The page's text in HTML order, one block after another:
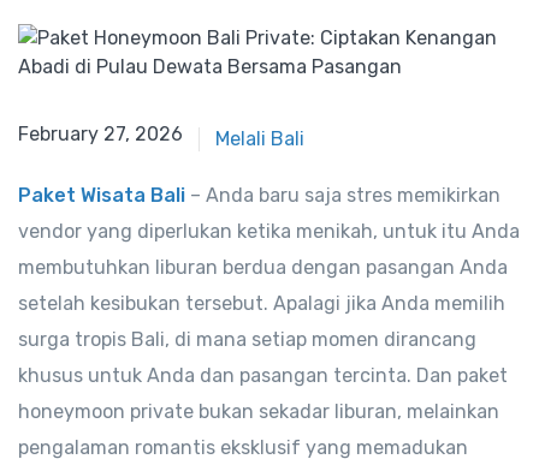
February 27, 2026 Melali Bali
Paket Wisata Bali – Anda baru saja stres memikirkan
vendor yang diperlukan ketika menikah, untuk itu Anda
membutuhkan liburan berdua dengan pasangan Anda
setelah kesibukan tersebut. Apalagi jika Anda memilih
surga tropis Bali, di mana setiap momen dirancang
khusus untuk Anda dan pasangan tercinta. Dan paket
honeymoon private bukan sekadar liburan, melainkan
pengalaman romantis eksklusif yang memadukan